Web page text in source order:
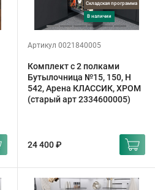
Складская программа
в наличии
Артикул 0021840005
Комплект с 2 полками
Бутылочница №15, 150, H
542, Арена КЛАССИК, ХРОМ
(старый арт 2334600005)
24 400 ₽